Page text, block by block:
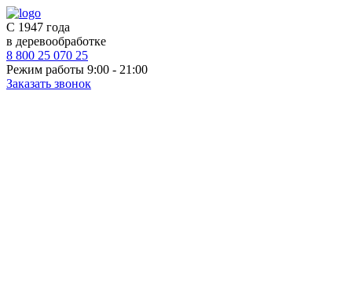
С 1947 года
в деревообработке
8 800 25 070 25
Режим работы 9:00 - 21:00
Заказать звонок